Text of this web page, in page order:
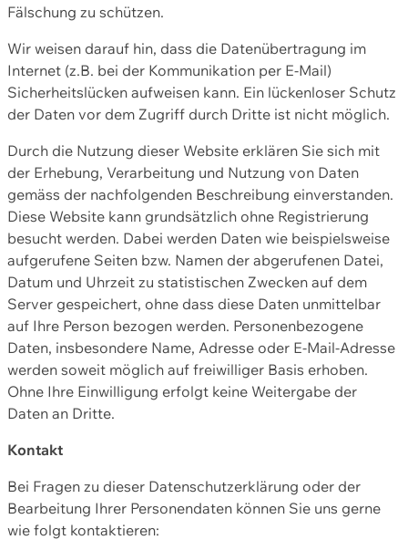
Fälschung zu schützen.
Wir weisen darauf hin, dass die Datenübertragung im
Internet (z.B. bei der Kommunikation per E-Mail)
Sicherheitslücken aufweisen kann. Ein lückenloser Schutz
der Daten vor dem Zugriff durch Dritte ist nicht möglich.
Durch die Nutzung dieser Website erklären Sie sich mit
der Erhebung, Verarbeitung und Nutzung von Daten
gemäss der nachfolgenden Beschreibung einverstanden.
Diese Website kann grundsätzlich ohne Registrierung
besucht werden. Dabei werden Daten wie beispielsweise
aufgerufene Seiten bzw. Namen der abgerufenen Datei,
Datum und Uhrzeit zu statistischen Zwecken auf dem
Server gespeichert, ohne dass diese Daten unmittelbar
auf Ihre Person bezogen werden. Personenbezogene
Daten, insbesondere Name, Adresse oder E-Mail-Adresse
werden soweit möglich auf freiwilliger Basis erhoben.
Ohne Ihre Einwilligung erfolgt keine Weitergabe der
Daten an Dritte.
Kontakt
Bei Fragen zu dieser Datenschutzerklärung oder der
Bearbeitung Ihrer Personendaten können Sie uns gerne
wie folgt kontaktieren: